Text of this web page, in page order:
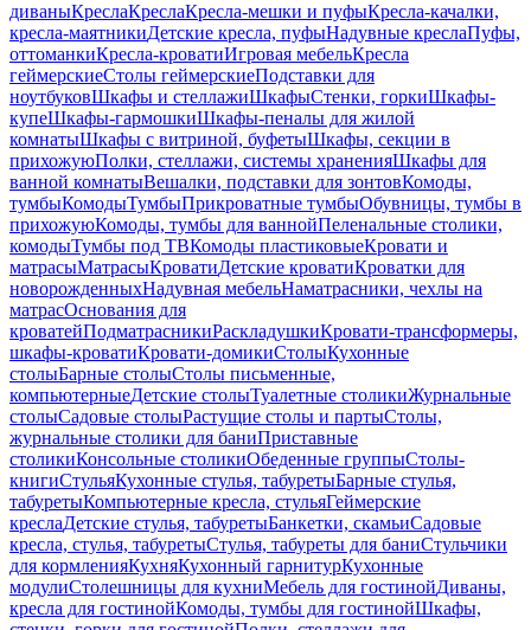
диваныКреслаКреслаКресла-мешки и пуфыКресла-качалки,
кресла-маятникиДетские кресла, пуфыНадувные креслаПуфы,
оттоманкиКресла-кроватиИгровая мебельКресла
геймерскиеСтолы геймерскиеПодставки для
ноутбуковШкафы и стеллажиШкафыСтенки, горкиШкафы-
купеШкафы-гармошкиШкафы-пеналы для жилой
комнатыШкафы с витриной, буфетыШкафы, секции в
прихожуюПолки, стеллажи, системы храненияШкафы для
ванной комнатыВешалки, подставки для зонтовКомоды,
тумбыКомодыТумбыПрикроватные тумбыОбувницы, тумбы в
прихожуюКомоды, тумбы для ваннойПеленальные столики,
комодыТумбы под ТВКомоды пластиковыеКровати и
матрасыМатрасыКроватиДетские кроватиКроватки для
новорожденныхНадувная мебельНаматрасники, чехлы на
матрасОснования для
кроватейПодматрасникиРаскладушкиКровати-трансформеры,
шкафы-кроватиКровати-домикиСтолыКухонные
столыБарные столыСтолы письменные,
компьютерныеДетские столыТуалетные столикиЖурнальные
столыСадовые столыРастущие столы и партыСтолы,
журнальные столики для баниПриставные
столикиКонсольные столикиОбеденные группыСтолы-
книгиСтульяКухонные стулья, табуретыБарные стулья,
табуретыКомпьютерные кресла, стульяГеймерские
креслаДетские стулья, табуретыБанкетки, скамьиСадовые
кресла, стулья, табуретыСтулья, табуреты для баниСтульчики
для кормленияКухняКухонный гарнитурКухонные
модулиСтолешницы для кухниМебель для гостинойДиваны,
кресла для гостинойКомоды, тумбы для гостинойШкафы,